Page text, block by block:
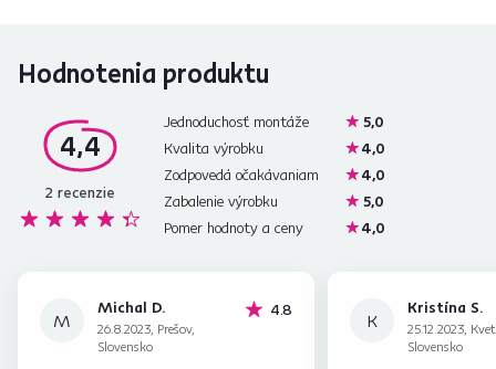
Hodnotenia produktu
4,4
2 recenzie
Jednoduchosť montáže
5,0
Kvalita výrobku
4,0
Zodpovedá očakávaniam
4,0
Zabalenie výrobku
5,0
Pomer hodnoty a ceny
4,0
M
Michal D.
26.8.2023, Prešov,
Slovensko
4.8 K
Kristína S.
25.12.2023,
Slovensko